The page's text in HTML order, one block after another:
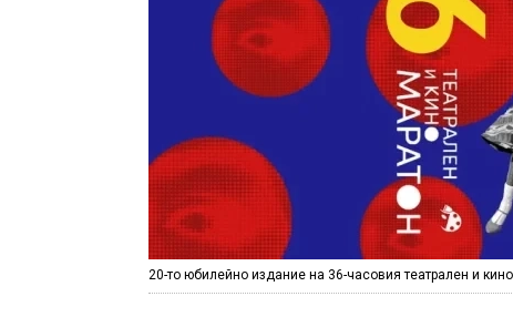
20-то юбилейно издание на 36-часовия театрален и